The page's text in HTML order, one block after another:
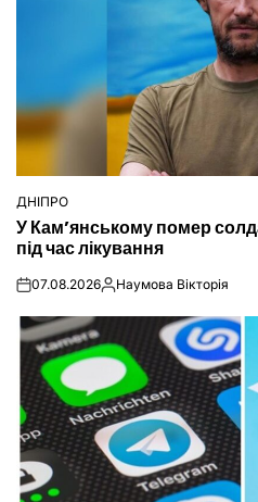
ОПУБЛІКУВАТИ
У
ДНІПРО
У Кам’янському помер
під час лікування
on07.08.2026Опубліковано
Наумова Вікторія